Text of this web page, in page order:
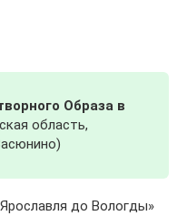
Образа в
область,
до Вологды»